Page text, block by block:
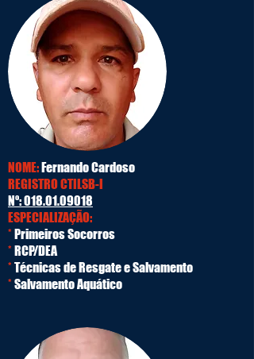
NOME:Fernando Cardoso
REGISTRO CTILSB-I
Nº:018.01.09018
ESPECIALIZAÇÃO:
* Primeiros Socorros
* RCP/DEA
* Técnicas de Resgate e Salvamento
* Salvamento Aquático